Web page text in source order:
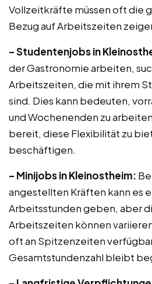
Vollzeitkräfte müssen oft die
Bezug auf Arbeitszeiten
– Studentenjobs in
der Gastronomie arbeiten,
Arbeitszeiten, die mit ihrem
sind. Dies kann bedeuten,
und Wochenenden zu
bereit, diese Flexibilität zu
beschäftigen.
– Minijobs in Kleinostheim:
angestellten Kräften kann es
Arbeitsstunden geben, aber
Arbeitszeiten können
oft an Spitzenzeiten
Gesamtstundenzahl bleibt